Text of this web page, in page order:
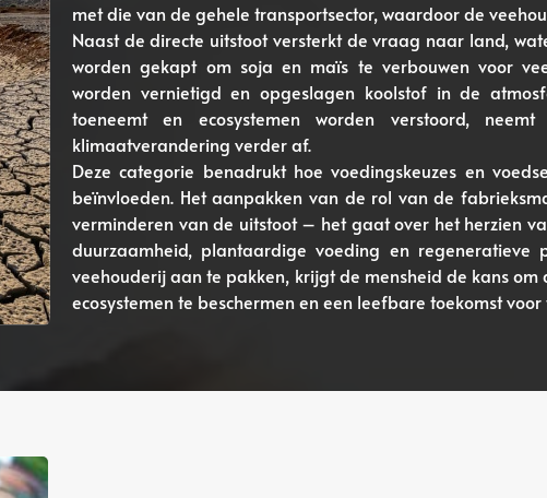
met die van de gehele transportsector, waardoor de
Naast de directe uitstoot versterkt de vraag naar land,
worden gekapt om soja en maïs te verbouwen voor
worden vernietigd en opgeslagen koolstof in de
toeneemt en ecosystemen worden verstoord,
klimaatverandering verder af.
Deze categorie benadrukt hoe voedingskeuzes en
beïnvloeden. Het aanpakken van de rol van de
verminderen van de uitstoot – het gaat over het herzien
duurzaamheid, plantaardige voeding en
veehouderij aan te pakken, krijgt de mensheid de kans
ecosystemen te beschermen en een leefbare toekomst